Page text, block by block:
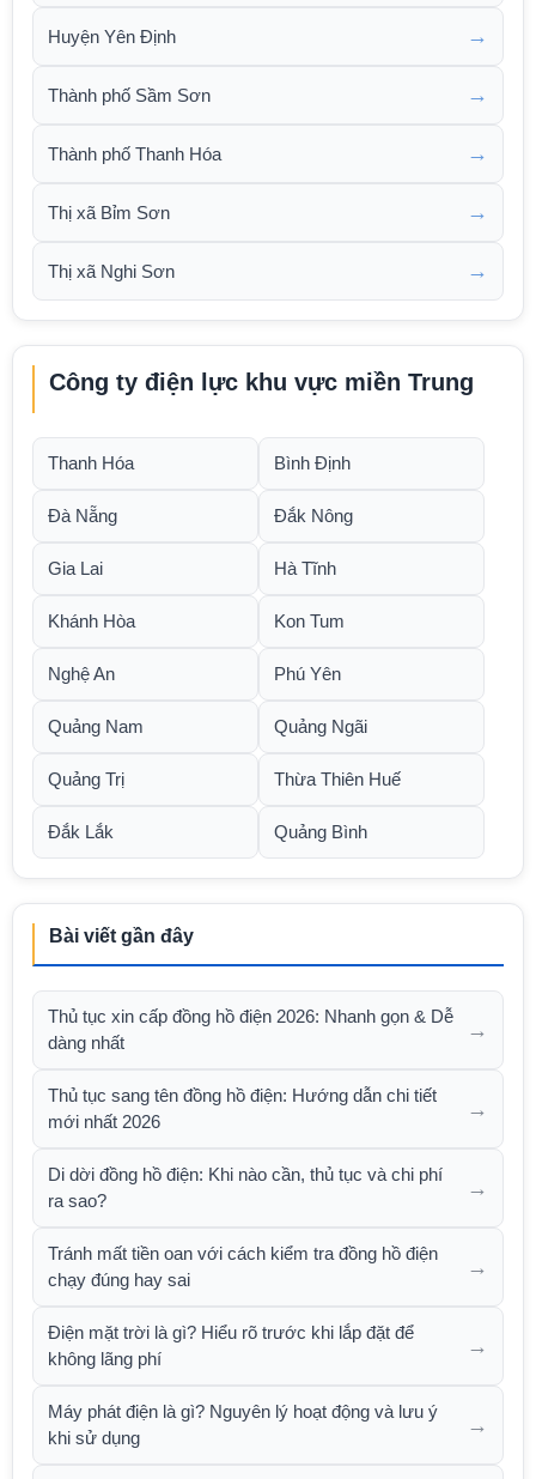
Huyện Yên Định →
Thành phố Sầm Sơn →
Thành phố Thanh Hóa →
Thị xã Bỉm Sơn →
Thị xã Nghi Sơn →
Công ty điện lực khu vực miền Trung
Thanh Hóa Bình Định
Đà Nẵng Đắk Nông
Gia Lai Hà Tĩnh
Khánh Hòa Kon Tum
Nghệ An Phú Yên
Quảng Nam Quảng Ngãi
Quảng Trị Thừa Thiên Huế
Đắk Lắk Quảng Bình
Bài viết gần đây
Thủ tục xin cấp đồng hồ điện 2026: Nhanh gọn & Dễ
dàng nhất
→
Thủ tục sang tên đồng hồ điện: Hướng dẫn chi tiết
mới nhất 2026
→
Di dời đồng hồ điện: Khi nào cần, thủ tục và chi phí
ra sao?
→
Tránh mất tiền oan với cách kiểm tra đồng hồ điện
chạy đúng hay sai
→
Điện mặt trời là gì? Hiểu rõ trước khi lắp đặt để
không lãng phí
→
Máy phát điện là gì? Nguyên lý hoạt động và lưu ý
khi sử dụng
→